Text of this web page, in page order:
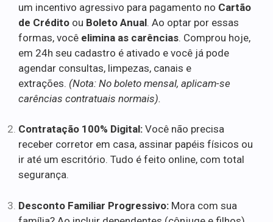
um incentivo agressivo para pagamento no Cartão
de Crédito ou Boleto Anual. Ao optar por essas
formas, você elimina as carências. Comprou hoje,
em 24h seu cadastro é ativado e você já pode
agendar consultas, limpezas, canais e
extrações. (Nota: No boleto mensal, aplicam-se
carências contratuais normais).
Contratação 100% Digital: Você não precisa
receber corretor em casa, assinar papéis físicos ou
ir até um escritório. Tudo é feito online, com total
segurança.
Desconto Familiar Progressivo: Mora com sua